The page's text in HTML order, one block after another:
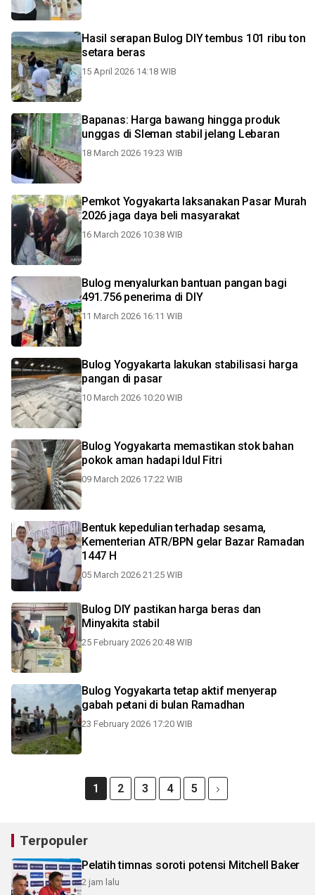
Hasil serapan Bulog DIY tembus 101 ribu ton
setara beras
15 April 2026 14:18 WIB
Bapanas: Harga bawang hingga produk
unggas di Sleman stabil jelang Lebaran
18 March 2026 19:23 WIB
Pemkot Yogyakarta laksanakan Pasar Murah
2026 jaga daya beli masyarakat
16 March 2026 10:38 WIB
Bulog menyalurkan bantuan pangan bagi
491.756 penerima di DIY
11 March 2026 16:11 WIB
Bulog Yogyakarta lakukan stabilisasi harga
pangan di pasar
10 March 2026 10:20 WIB
Bulog Yogyakarta memastikan stok bahan
pokok aman hadapi Idul Fitri
09 March 2026 17:22 WIB
Bentuk kepedulian terhadap sesama,
Kementerian ATR/BPN gelar Bazar Ramadan
1447 H
05 March 2026 21:25 WIB
Bulog DIY pastikan harga beras dan
Minyakita stabil
25 February 2026 20:48 WIB
Bulog Yogyakarta tetap aktif menyerap
gabah petani di bulan Ramadhan
23 February 2026 17:20 WIB
1 2 3 4 5
Terpopuler
Pelatih timnas soroti potensi Mitchell Baker
2 jam lalu